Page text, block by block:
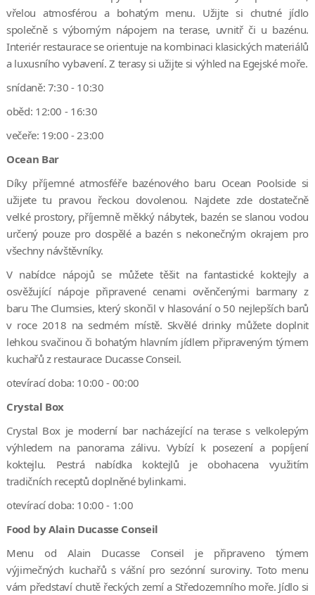
vřelou atmosférou a bohatým menu. Užijte si chutné jídlo
společně s výborným nápojem na terase, uvnitř či u bazénu.
Interiér restaurace se orientuje na kombinaci klasických materiálů
a luxusního vybavení. Z terasy si užijte si výhled na Egejské moře.
snídaně: 7:30 - 10:30
oběd: 12:00 - 16:30
večeře: 19:00 - 23:00
Ocean Bar
Díky příjemné atmosféře bazénového baru Ocean Poolside si
užijete tu pravou řeckou dovolenou. Najdete zde dostatečně
velké prostory, příjemně měkký nábytek, bazén se slanou vodou
určený pouze pro dospělé a bazén s nekonečným okrajem pro
všechny návštěvníky.
V nabídce nápojů se můžete těšit na fantastické koktejly a
osvěžující nápoje připravené cenami ověnčenými barmany z
baru The Clumsies, který skončil v hlasování o 50 nejlepších barů
v roce 2018 na sedmém místě. Skvělé drinky můžete doplnit
lehkou svačinou či bohatým hlavním jídlem připraveným týmem
kuchařů z restaurace Ducasse Conseil.
otevírací doba: 10:00 - 00:00
Crystal Box
Crystal Box je moderní bar nacházející na terase s velkolepým
výhledem na panorama zálivu. Vybízí k posezení a popíjení
koktejlu. Pestrá nabídka koktejlů je obohacena využitím
tradičních receptů doplněné bylinkami.
otevírací doba: 10:00 - 1:00
Food by Alain Ducasse Conseil
Menu od Alain Ducasse Conseil je připraveno týmem
výjimečných kuchařů s vášní pro sezónní suroviny. Toto menu
vám představí chutě řeckých zemí a Středozemního moře. Jídlo si